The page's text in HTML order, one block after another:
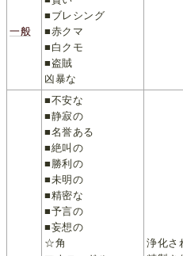
一般
■ブレシング
■赤クマ
■白クモ
■盗賊
凶暴な
■不安な
■静寂の
■名誉ある
■絶叫の
■勝利の
■未明の
■精密な
■予言の
■妄想の
☆角
浄化さ